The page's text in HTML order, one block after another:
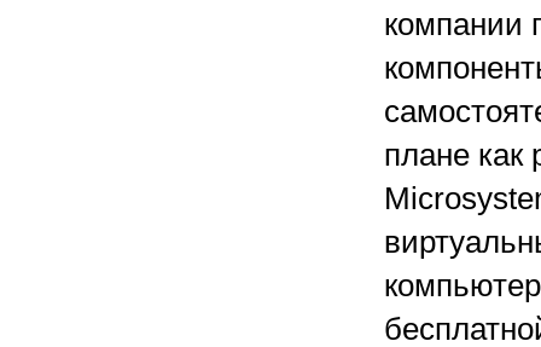
компании
плане как